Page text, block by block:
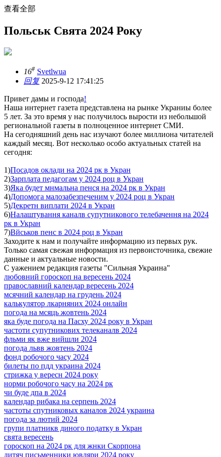
查看全部
Польськ Свята 2024 Року
16# Svetlwua
回复2025-9-12 17:41:25
Привет дамы и господа!
Наша интернет газета представлена на рынке Украниы более
5 лет. За это время у нас получилось вырости из небольшой
региональной газеты в полноценное интернет СМИ.
На сегодняшний день нас изучают более миллиона читателей
каждый месяц. Вот несколько особо актуальных статей на
сегодня:
1)Посадов оклади на 2024 рк в Укран
2)Зарплата педагогам у 2024 роц в Укран
3)Яка будет мнмальна пенся на 2024 рк в Укран
4)Допомога малозабезпеченим у 2024 роц в Укран
5)Декретн виплати 2024 в Укран
6)Налаштування каналв супутникового телебачення на 2024
рк в Укран
7)Вйськов пенс в 2024 роц в Укран
Заходите к нам и получайте информацию из первых рук.
Только самая свежая информация из первоисточника, свежие
данные и актуальные новости.
С уажением редакция газеты "Сильная Украина"
любовний гороскоп на вересень 2024
православний календар вересень 2024
мсячний календар на грудень 2024
калькулятор лкарняних 2024 онлайн
погода на мсяць жовтень 2024
яка буде погода на Пасху 2024 року в Укран
частоти супутникових телеканалв 2024
фльми як вже вийшли 2024
погода львв жовтень 2024
фонд робочого часу 2024
билеты по пдд украина 2024
стрижка у вересн 2024 року
норми робочого часу на 2024 рк
чи буде дпа в 2024
календар рибака на серпень 2024
частоты спутниковых каналов 2024 украина
погода за лютий 2024
групи платникв диного податку в Укран
свята вересень
гороскоп на 2024 рк для жнки Скорпона
дитяч письменники ювляри 2024 року